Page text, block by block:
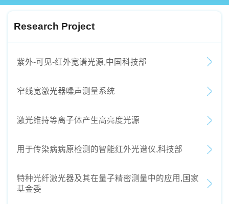
Research Project
紫外-可见-红外宽谱光源,中国科技部
窄线宽激光器噪声测量系统
激光维持等离子体产生高亮度光源
用于传染病病原检测的智能红外光谱仪,科技部
特种光纤激光器及其在量子精密测量中的应用,国家
基金委